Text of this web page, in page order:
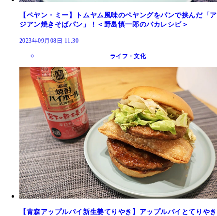
【ペヤン・ミー】トムヤム風味のペヤングをパンで挟んだ「ア
ジアン焼きそばパン」！＜野島慎一郎のバカレシピ＞
2023年09月08日 11:30
ライフ・文化
【青森アップルパイ新生姜てりやき】アップルパイとてりやき